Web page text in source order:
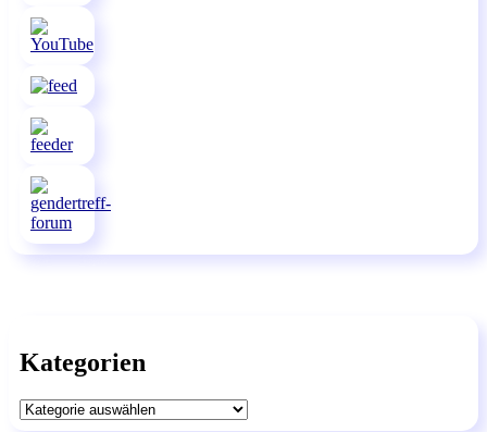
Kategorien
Kategorien